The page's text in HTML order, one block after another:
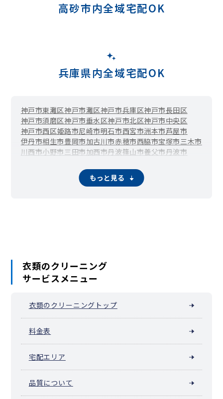
高砂市内全域宅配OK
兵庫県内全域宅配OK
神戸市東灘区神戸市灘区神戸市兵庫区神戸市長田区
神戸市須磨区神戸市垂水区神戸市北区神戸市中央区
神戸市西区姫路市尼崎市明石市西宮市洲本市芦屋市
伊丹市相生市豊岡市加古川市赤穂市西脇市宝塚市三木市
川西市小野市 三田市加西市丹波篠山市養父市丹波市
播磨町市川町福崎町神河町
新温泉町
もっと見る
衣類のクリーニング
サービスメニュー
衣類のクリーニングトップ
料金表
宅配エリア
品質について